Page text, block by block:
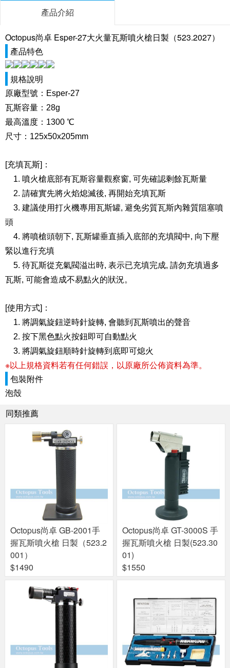
產品介紹
Octopus尚卓 Esper-27大火量瓦斯噴火槍日製（523.2027）
產品特色
規格說明
原廠型號：Esper-27
瓦斯容量：28g
最高溫度：1300 ℃
尺寸：125x50x205mm
[充填瓦斯]：
1. 噴火槍底部有瓦斯容量觀察窗, 可先確認剩餘瓦斯量
2. 請確實先將火焰熄滅後, 再開始充填瓦斯
3. 建議使用打火機專用瓦斯罐, 避免劣質瓦斯內雜質阻塞噴
頭
4. 將噴槍頭朝下, 瓦斯罐垂直插入底部的充填閥中, 向下壓
緊以進行充填
5. 待瓦斯從充氣閥溢出時, 表示已充填完成, 請勿充填過多
瓦斯, 可能會造成不易點火的狀況。
[使用方式]：
1. 將調氣旋鈕逆時針旋轉, 會聽到瓦斯噴出的聲音
2. 按下黑色點火按鈕即可自動點火
3. 將調氣旋鈕順時針旋轉到底即可熄火
※以上規格資料若有任何錯誤，以原廠所公佈資料為準。
包裝附件
泡殼
同類推薦
Octopus尚卓 GB-2001手
握瓦斯噴火槍 日製（523.2
001）
$1490
Octopus尚卓 GT-3000S 手
握瓦斯噴火槍 日製(523.30
01)
$1550